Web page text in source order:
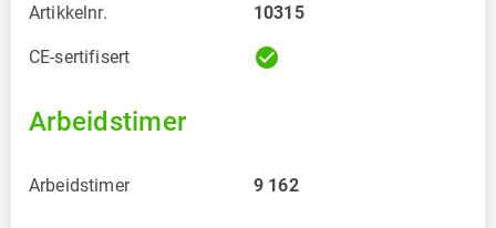
Artikkelnr. 10315
CE-sertifisert check_circle
Arbeidstimer
Arbeidstimer 9 162